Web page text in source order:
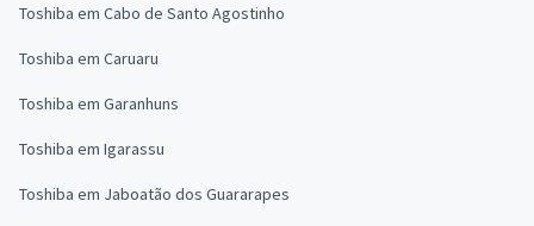
Toshiba em Cabo de Santo Agostinho
Toshiba em Caruaru
Toshiba em Garanhuns
Toshiba em Igarassu
Toshiba em Jaboatão dos Guararapes